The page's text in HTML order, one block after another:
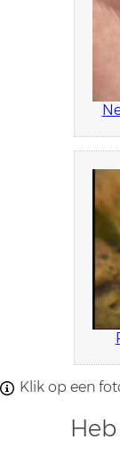
Klik op een